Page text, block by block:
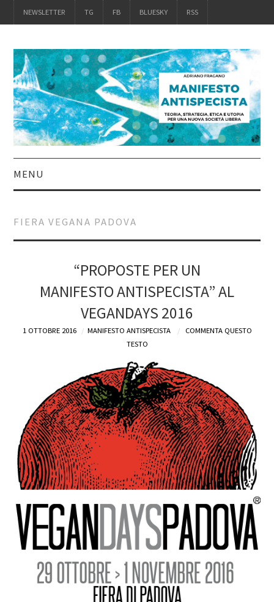
NEWSLETTER TG FB BLUESKY RSS
MENU
ACQUISTALO
DEFINIZIONI
CHI
CONTATTI
FIERA VEGANA PADOVA
“PROPOSTE PER UN
MANIFESTO ANTISPECISTA” AL
VEGANDAYS 2016
1 OTTOBRE 2016 MANIFESTO ANTISPECISTA
COMMENTA QUESTO
TESTO